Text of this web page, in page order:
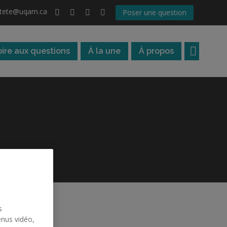
Poser une question
aux questions À la une À propos
vidéo,